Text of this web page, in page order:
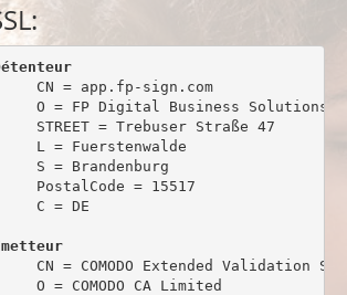
CN = app.fp-sign.com
O = FP Digital Business Solutions
STREET = Trebuser Straße 47
L = Fuerstenwalde
S = Brandenburg
PostalCode = 15517
C = DE
CN = COMODO Extended Validation
O = COMODO CA Limited